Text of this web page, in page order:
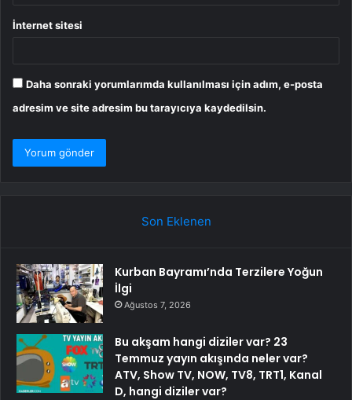
İnternet sitesi
Daha sonraki yorumlarımda kullanılması için adım, e-posta
adresim ve site adresim bu tarayıcıya kaydedilsin.
Son Eklenen
Kurban Bayramı’nda Terzilere Yoğun
İlgi
Ağustos 7, 2026
Bu akşam hangi diziler var? 23
Temmuz yayın akışında neler var?
ATV, Show TV, NOW, TV8, TRT1, Kanal
D, hangi diziler var?